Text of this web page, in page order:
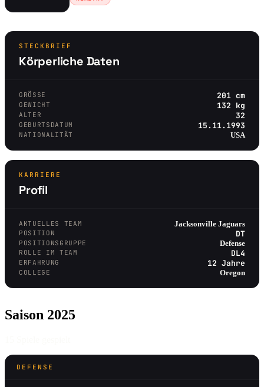
STECKBRIEF
Körperliche Daten
GRÖSSE 201 cm
GEWICHT 132 kg
ALTER 32
GEBURTSDATUM 15.11.1993
NATIONALITÄT USA
KARRIERE
Profil
AKTUELLES TEAM Jacksonville Jaguars
POSITION DT
POSITIONSGRUPPE Defense
ROLLE IM TEAM DL4
ERFAHRUNG 12 Jahre
COLLEGE Oregon
Saison 2025
DEFENSE